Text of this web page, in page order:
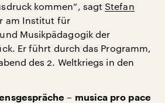
kommen“, sagt Stefan
am Institut für
Musikpädagogik der
Er führt durch das Programm,
des 2. Weltkriegs in den
– musica pro pace